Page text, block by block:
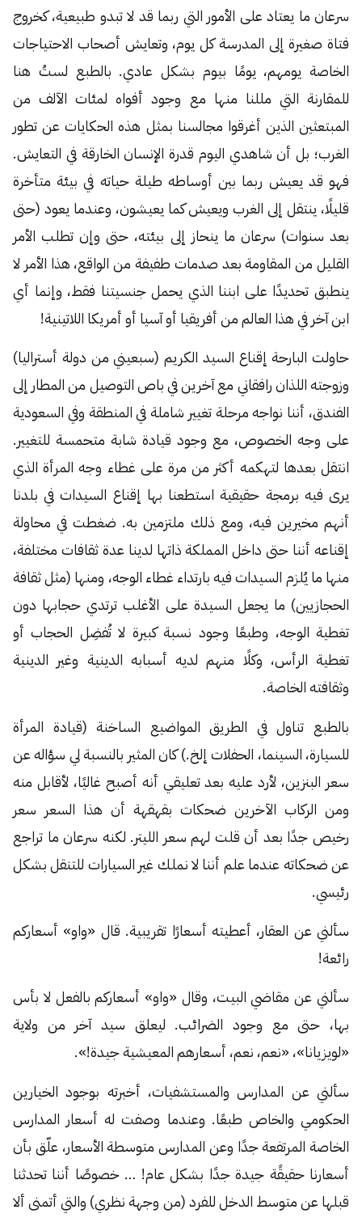
سرعان ما يعتاد على الأمور التي ربما قد لا تبدو طبيعية، كخروج
فتاة صغيرة إلى المدرسة كل يوم، وتعايش أصحاب الاحتياجات
الخاصة يومهم، يومًا بيوم بشكل عادي. بالطبع لستُ هنا
للمقارنة التي مللنا منها مع وجود أفواه لمئات الآلف من
المبتعثين الذين أغرقوا مجالسنا بمثل هذه الحكايات عن تطور
الغرب؛ بل أن شاهدي اليوم قدرة الإنسان الخارقة في التعايش.
فهو قد يعيش ربما بين أوساطه طيلة حياته في بيئة متأخرة
قليلًا، ينتقل إلى الغرب ويعيش كما يعيشون، وعندما يعود (حتى
بعد سنوات) سرعان ما ينحاز إلى بيئته، حتى وإن تطلب الأمر
القليل من المقاومة بعد صدمات طفيفة من الواقع، هذا الأمر لا
ينطبق تحديدًا على ابننا الذي يحمل جنسيتنا فقط، وإنما أي
ابن آخر في هذا العالم من أفريقيا أو آسيا أو أمريكا اللاتينية!
حاولت البارحة إقناع السيد الكريم (سبعيني من دولة أستراليا)
وزوجته اللذان رافقاني مع آخرين في باص التوصيل من المطار إلى
الفندق، أننا نواجه مرحلة تغيير شاملة في المنطقة وفي السعودية
على وجه الخصوص، مع وجود قيادة شابة متحمسة للتغيير.
انتقل بعدها لتهكمه أكثر من مرة على غطاء وجه المرأة الذي
يرى فيه برمجة حقيقية استطعنا بها إقناع السيدات في بلدنا
أنهم مخيرين فيه، ومع ذلك ملتزمين به. ضغطت في محاولة
إقناعه أننا حتى داخل المملكة ذاتها لدينا عدة ثقافات مختلفة،
منها ما يُلزم السيدات فيه بارتداء غطاء الوجه، ومنها (مثل ثقافة
الحجازيين) ما يجعل السيدة على الأغلب ترتدي حجابها دون
تغطية الوجه، وطبعًا وجود نسبة كبيرة لا تُفضِل الحجاب أو
تغطية الرأس، وكلًا منهم لديه أسبابه الدينية وغير الدينية
وثقافته الخاصة.
بالطبع تناول في الطريق المواضيع الساخنة (قيادة المرأة
للسيارة، السينما، الحفلات إلخ.) كان المثير بالنسبة لي سؤاله عن
سعر البنزين، لأرد عليه بعد تعليقي أنه أصبح غاليًا، لأقابل منه
ومن الركاب الآخرين ضحكات بقهقهة أن هذا السعر سعر
رخيص جدًا بعد أن قلت لهم سعر الليتر. لكنه سرعان ما تراجع
عن ضحكاته عندما علم أننا لا نملك غير السيارات للتنقل بشكل
رئيسي.
سألني عن العقار، أعطيته أسعارًا تقريبية. قال «واو» أسعاركم
رائعة!
سألني عن مقاضي البيت، وقال «واو» أسعاركم بالفعل لا بأس
بها، حتى مع وجود الضرائب. ليعلق سيد آخر من ولاية
«لويزيانا»، «نعم، نعم، أسعارهم المعيشية جيدة!».
سألني عن المدارس والمستشفيات، أخبرته بوجود الخيارين
الحكومي والخاص طبعًا. وعندما وصفت له أسعار المدارس
الخاصة المرتفعة جدًا وعن المدارس متوسطة الأسعار، علّق بأن
أسعارنا حقيقًة جيدة جدًا بشكل عام! … خصوصًا أننا تحدثنا
قبلها عن متوسط الدخل للفرد (من وجهة نظري) والتي أتمنى ألا